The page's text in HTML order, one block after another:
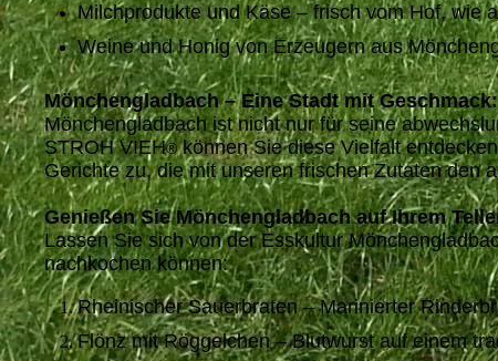
Milchprodukte und Käse – frisch vom Hof, wie
Weine und Honig von Erzeugern aus
Mönchengladbach – Eine Stadt mit Geschmack:
Mönchengladbach ist nicht nur für seine
STROH VIEH®können Sie diese Vielfalt
Gerichte zu, die mit unseren frischen Zutaten den
Genießen Sie Mönchengladbach auf Ihrem
Lassen Sie sich von der Esskultur
nachkochen können:
Rheinischer Sauerbraten – Marinierter
Flönz mit Röggelchen – Blutwurst auf einem